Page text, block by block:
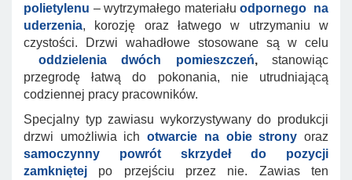
polietylenu – wytrzymałego materiału odpornego na
uderzenia, korozję oraz łatwego w utrzymaniu w
czystości. Drzwi wahadłowe stosowane są w celu
oddzielenia dwóch pomieszczeń,stanowiąc
przegrodę łatwą do pokonania, nie utrudniającą
codziennej pracy pracowników.
Specjalny typ zawiasu wykorzystywany do produkcji
drzwi umożliwia ich otwarcie na obie strony oraz
samoczynny powrót skrzydeł do pozycji
zamkniętej po przejściu przez nie. Zawias ten